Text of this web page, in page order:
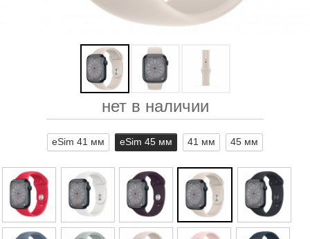
нет в наличии
eSim 41 мм eSim 45 мм 41 мм 45 мм